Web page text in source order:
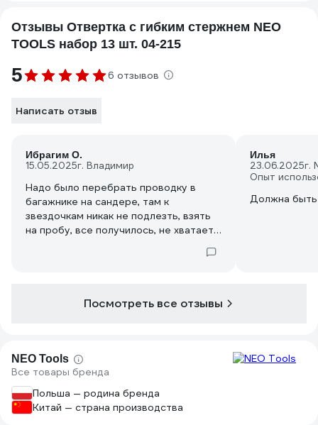
Отзывы Отвертка с гибким стержнем NEO
TOOLS набор 13 шт. 04-215
5 6 отзывов
Написать отзыв
Ибрагим О.
15.05.2025г. Владимир
Надо было перебрать проводку в
багажнике на сандере, там к
звездочкам никак не подлезть, взять
на пробу, все получилось, не хватает
Плюс ручка странная, но усилие
Илья
23.06.2025г.
Опыт
Должна
Посмотреть все отзывы
NEO Tools
Все товары бренда
Польша — родина бренда
Китай — страна производства